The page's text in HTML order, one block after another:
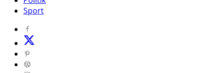
Sport